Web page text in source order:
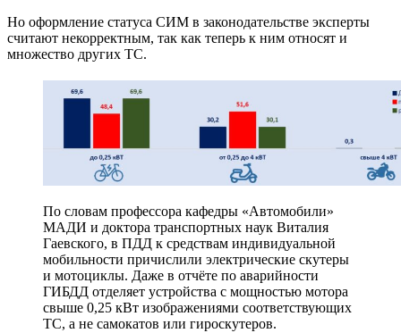
Но оформление статуса СИМ в законодательстве эксперты
считают некорректным, так как теперь к ним относят и
множество других ТС.
По словам профессора кафедры «Автомобили»
МАДИ и доктора транспортных наук Виталия
Гаевского, в ПДД к средствам индивидуальной
мобильности причислили электрические скутеры
и мотоциклы. Даже в отчёте по аварийности
ГИБДД отделяет устройства с мощностью мотора
свыше 0,25 кВт изображениями соответствующих
ТС, а не самокатов или гироскутеров.